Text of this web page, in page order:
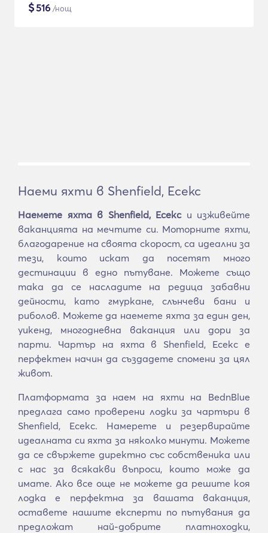
$516 /нощ
Наеми яхти в Shenfield, Есекс
Наемете яхта в Shenfield, Есекси изживейте
ваканцията на мечтите си. Моторните яхти,
благодарение на своята скорост, са идеални за
тези, които искат да посетят много
дестинации в едно пътуване. Можете също
така да се насладите на редица забавни
дейности, като гмуркане, слънчеви бани и
риболов. Можете да наемете яхта за един ден,
уикенд, многодневна ваканция или дори за
парти. Чартър на яхта в Shenfield, Есекс е
перфектен начин да създадете спомени за цял
живот.
Платформата за наем на яхти на BednBlue
предлага само проверени лодки за чартъри в
Shenfield, Есекс. Намерете и резервирайте
идеалната си яхта за няколко минути. Можете
да се свържете директно със собственика или
с нас за всякакви въпроси, които може да
имате. Ако все още не можете да решите коя
лодка е перфектна за вашата ваканция,
оставете нашите експерти по пътувания да
предложат най-добрите платноходки,